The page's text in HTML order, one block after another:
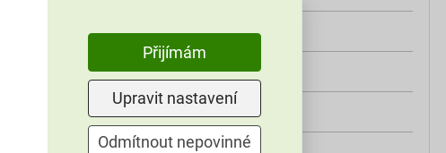
od +5°C do +25°C
25 kg
Přijímám
Upravit nastavení
Odmítnout nepovinné